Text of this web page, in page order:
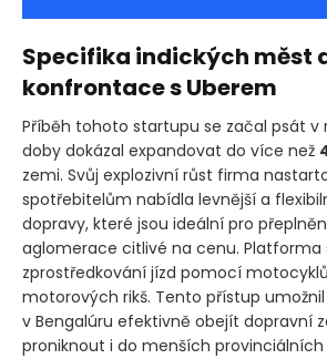
Specifika indických měst
konfrontace s Uberem
Příběh tohoto startupu se začal psát v
doby dokázal expandovat do více než
zemi. Svůj explozivní růst firma
spotřebitelům nabídla levnější a
dopravy, které jsou ideální pro
aglomerace citlivé na cenu. Platforma
zprostředkování jízd pomocí
motorových rikš. Tento přístup
v Bengalúru efektivně obejít dopravní
proniknout i do menších